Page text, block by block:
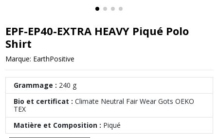
EPF-EP40-EXTRA HEAVY Piqué Polo
Shirt
Marque: EarthPositive
Grammage : 240 g
Bio et certificat : Climate Neutral Fair Wear Gots OEKO
TEX
Matière et Composition : Piqué